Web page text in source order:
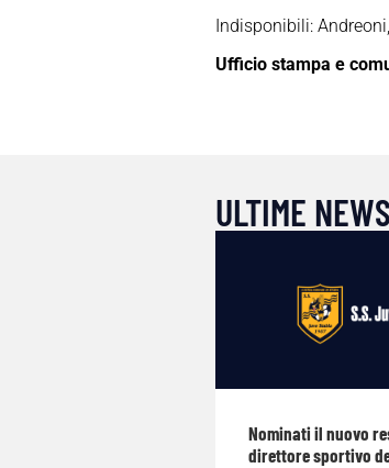
Indisponibili:
Ufficio stampa e
ULTIME NEWS
Nominati il nuovo
direttore sportivo